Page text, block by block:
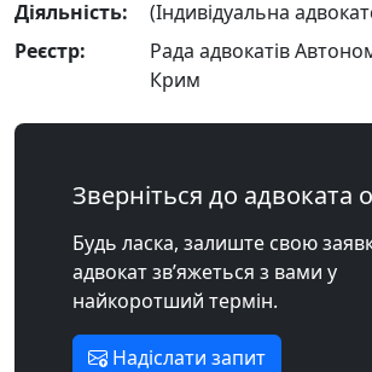
Діяльність:
(Індивідуальна
Реєстр:
Рада адвокатів
Крим
Зверніться до адвоката
Будь ласка, залиште свою
адвокат зв’яжеться з вами у
найкоротший термін.
Надіслати запит